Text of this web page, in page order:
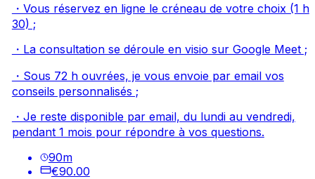
・Vous réservez en ligne le créneau de votre choix (1 h
30) ;
・La consultation se déroule en visio sur Google Meet ;
・Sous 72 h ouvrées, je vous envoie par email vos
conseils personnalisés ;
・Je reste disponible par email, du lundi au vendredi,
pendant 1 mois pour répondre à vos questions.
90m
€90.00